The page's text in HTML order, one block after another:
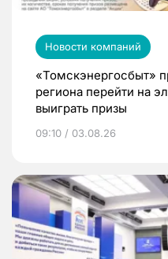
Новости компаний
«Томскэнергосбыт»
региона перейти на
выиграть призы
09:10 / 03.08.26